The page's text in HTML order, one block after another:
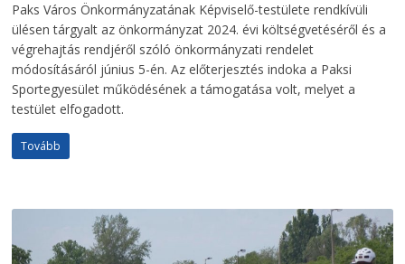
Paks Város Önkormányzatának Képviselő-testülete rendkívüli
ülésen tárgyalt az önkormányzat 2024. évi költségvetéséről és a
végrehajtás rendjéről szóló önkormányzati rendelet
módosításáról június 5-én. Az előterjesztés indoka a Paksi
Sportegyesület működésének a támogatása volt, melyet a
testület elfogadott.
Tovább